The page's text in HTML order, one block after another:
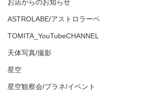
お店からのお知らせ
ASTROLABE/アストロラーベ
TOMITA_YouTubeCHANNEL
天体写真/撮影
星空
星空観察会/プラネ/イベント